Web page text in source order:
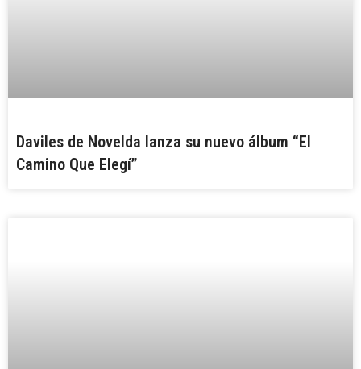
Daviles de Novelda lanza su nuevo álbum “El
Camino Que Elegí”